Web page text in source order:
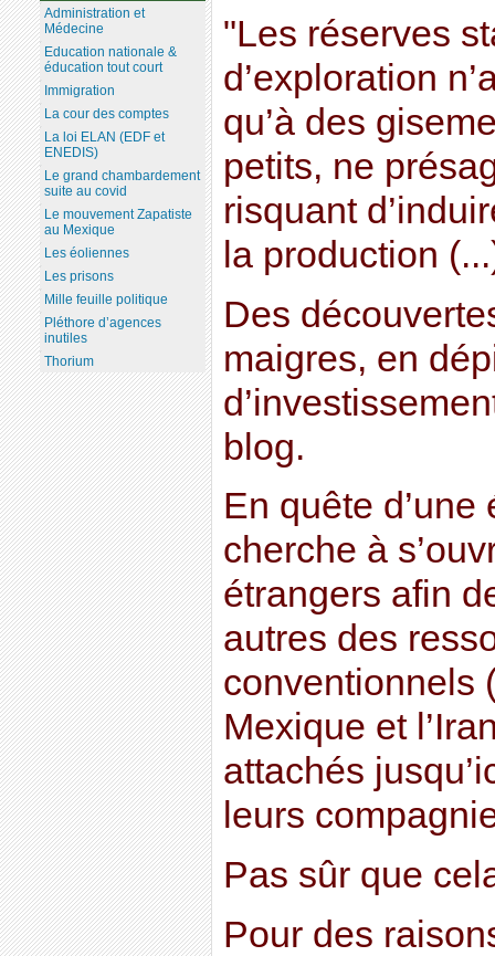
"Les réserves
d’exploration
qu’à des
petits, ne
risquant
la production
Des
maigres, en
blog.
En quête d’une
cherche à
étrangers afin
autres des
conventionnels
Mexique et
attachés
leurs
Pas sûr que
Pour des
Administration et
Médecine
Education nationale &
éducation tout court
Immigration
La cour des comptes
La loi ELAN (EDF et
ENEDIS)
Le grand chambardement
suite au covid
Le mouvement Zapatiste
au Mexique
Les éoliennes
Les prisons
Mille feuille politique
Pléthore d’agences
inutiles
Thorium